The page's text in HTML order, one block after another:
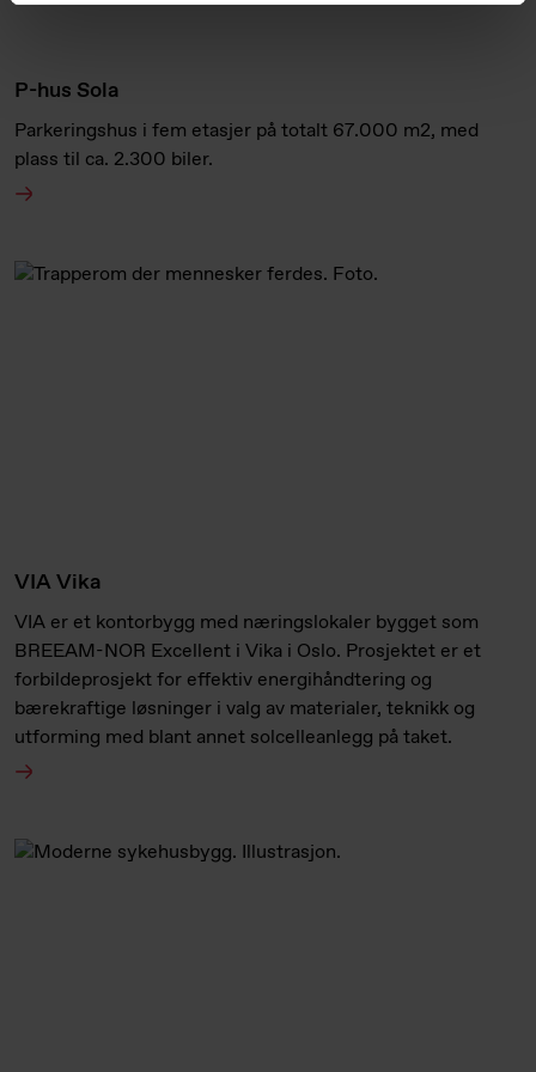
P-hus Sola
Parkeringshus i fem etasjer på totalt 67.000 m2, med
plass til ca. 2.300 biler.
VIA Vika
VIA er et kontorbygg med næringslokaler bygget som
BREEAM-NOR Excellent i Vika i Oslo. Prosjektet er et
forbildeprosjekt for effektiv energihåndtering og
bærekraftige løsninger i valg av materialer, teknikk og
utforming med blant annet solcelleanlegg på taket.